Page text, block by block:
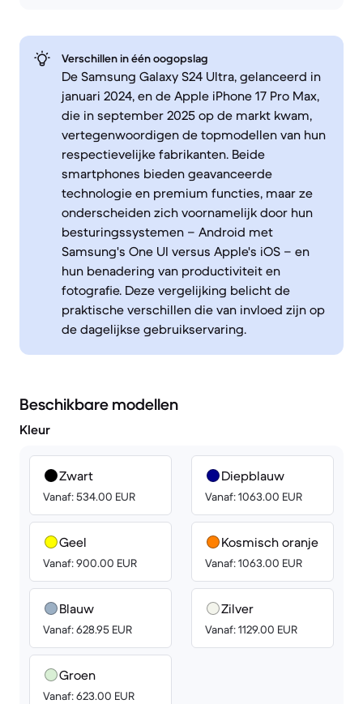
Verschillen in één oogopslag
De Samsung Galaxy S24 Ultra, gelanceerd in
januari 2024, en de Apple iPhone 17 Pro Max,
die in september 2025 op de markt kwam,
vertegenwoordigen de topmodellen van hun
respectievelijke fabrikanten. Beide
smartphones bieden geavanceerde
technologie en premium functies, maar ze
onderscheiden zich voornamelijk door hun
besturingssystemen – Android met
Samsung's One UI versus Apple's iOS – en
hun benadering van productiviteit en
fotografie. Deze vergelijking belicht de
praktische verschillen die van invloed zijn op
de dagelijkse gebruikservaring.
Beschikbare modellen
Kleur
Zwart
Vanaf: 534.00 EUR
Geel
Vanaf: 900.00 EUR
Blauw
Vanaf: 628.95 EUR
Groen
Vanaf: 623.00 EUR
Diepblauw
Vanaf: 1063.00 EUR
Kosmisch oranje
Vanaf: 1063.00 EUR
Zilver
Vanaf: 1129.00 EUR